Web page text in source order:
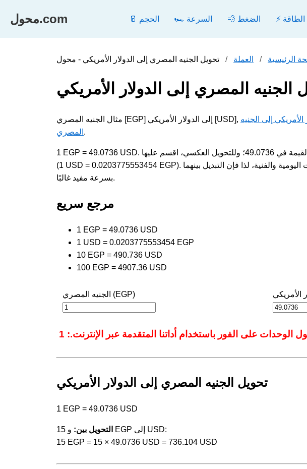
محول.com 🥛 الحجم 🏎️ السرعة 💨 الضغط ⚡ الطاقة
الرئيسية العملة
الجنيه المصري إلى الدولار الأمريكي
الأمريكي إلى الجنيه
المصري .
1 EGP = 49.0736 USD. لتحويل الجنيه المصري إلى الدولار الأمريكي، اضرب القيمة في 49.0736؛ وللتحويل العكسي، اقسم عليها
(1 USD = 0.0203775553454 EGP). تقيس كلتا الوحدتين العملة وتظهران في الحسابات اليومية والفنية، لذا فإن التبديل بينهما
بسرعة مفيد غالبًا.
مرجع سريع
1 EGP = 49.0736 USD
1 USD = 0.0203775553454 EGP
10 EGP = 490.736 USD
100 EGP = 4907.36 USD
الجنيه المصري (EGP)
تحويل الجنيه المصري إلى الدولار الأمريكي
1 EGP = 49.0736 USD
التحويل بين:
و 15 EGP إلى USD:
15 EGP = 15 × 49.0736 USD = 736.104 USD